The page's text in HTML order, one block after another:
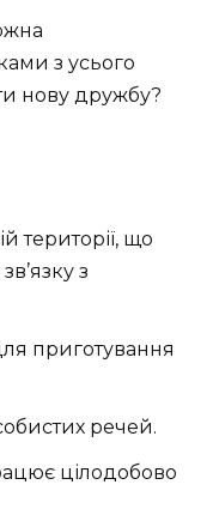
з усього
нову дружбу?
території, що
з
приготування
речей.
цілодобово